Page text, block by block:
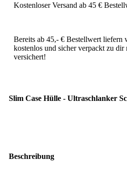
Slim Case Hülle - Ultraschlanker
Beschreibung
Kostenloser Versand ab 45 €
Bereits ab 45,- € Bestellwert liefern
kostenlos und sicher verpackt zu
versichert!